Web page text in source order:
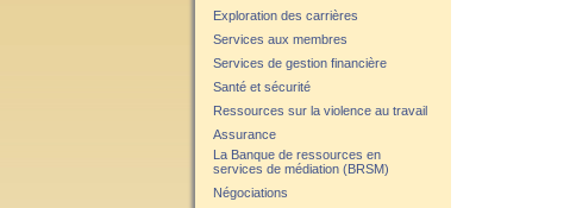
Exploration des carrières
Services aux membres
Services de gestion financière
Santé et sécurité
Ressources sur la violence au travail
Assurance
La Banque de ressources en
services de médiation (BRSM)
Négociations